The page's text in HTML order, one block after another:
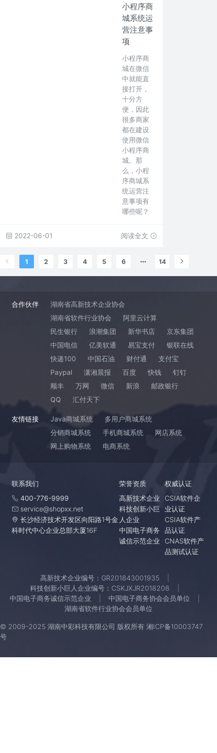
小程序商
城系统运
营注意事
项
小程序商
城在微信
中就能直
接打开，
十分方
便，因此
很多商家
都在建设
使用微信
小程序商
城。那
么，小程
序商城系
统运营注
意事项有
哪些呢？
2022-06-01 阅读全文
1 2 3 4 5 6 14
合作伙伴
湖南省高新技术企业协会
湖南省软件行业协会
阿里云计算
民生银行
浪潮集团 新华书店
京东集团
中国电信
亿美软通 易宝支付
银联在线
快递100
中国石油 财付通
支付宝
Paypal
潇湘晨报 百度 快钱
钉钉
顺丰
万网 微信 新浪
邮政银行
QQ
汇付天下
友情链接 Java商城系统
多用户商城系统
分销商城系统
手机商城系统
网店系统
网上购物系统
电商系统
联系我们
400-776-9999
service@shopxx.net
长沙经济技术开发区向阳路1号金
科时代中心企业总部大厦16F
荣誉资质
高新技术企业
科技创新小巨
人企业
中国电子商务
诚信示范企业
权威认证
CSIA软件企
业认证
CSIA软件产
品认证
CNAS软件产
品测试认证
高新技术企业编号：GR201843001935
科技创新小巨人企业编号：CSKJXJR2018208
中国电子商务诚信示范企业
中国电子商务协会会员单位
湖南省软件行业协会会员单位
© 2009-2025 湖南中彩科技有限公司 版权所有 湘ICP备10003747
号